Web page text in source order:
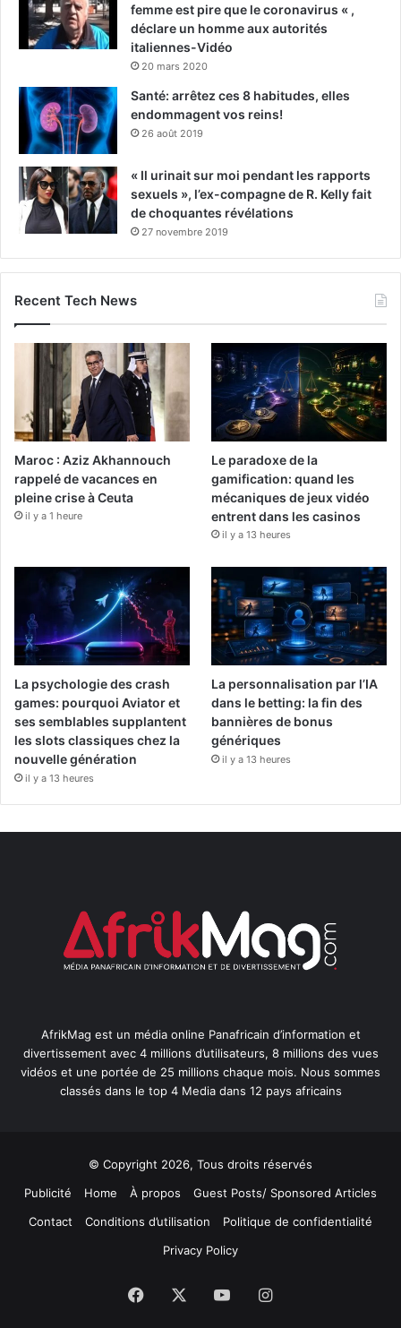
femme est pire que le coronavirus « ,
déclare un homme aux autorités
italiennes-Vidéo
20 mars 2020
Santé: arrêtez ces 8 habitudes, elles
endommagent vos reins!
26 août 2019
« Il urinait sur moi pendant les rapports
sexuels », l’ex-compagne de R. Kelly fait
de choquantes révélations
27 novembre 2019
Recent Tech News
Maroc : Aziz Akhannouch
rappelé de vacances en
pleine crise à Ceuta
il y a 1 heure
Le paradoxe de la
gamification: quand les
mécaniques de jeux vidéo
entrent dans les casinos
il y a 13 heures
La psychologie des crash
games: pourquoi Aviator et
ses semblables supplantent
les slots classiques chez la
nouvelle génération
il y a 13 heures
La personnalisation par l’IA
dans le betting: la fin des
bannières de bonus
génériques
il y a 13 heures
AfrikMag est un média online Panafricain d’information et
divertissement avec 4 millions d’utilisateurs, 8 millions des vues
vidéos et une portée de 25 millions chaque mois. Nous sommes
classés dans le top 4 Media dans 12 pays africains
© Copyright 2026, Tous droits réservés
Publicité
Home À propos
Guest Posts/ Sponsored Articles
Contact
Conditions d’utilisation
Politique de confidentialité
Privacy Policy
Facebook YouTubeInstagram